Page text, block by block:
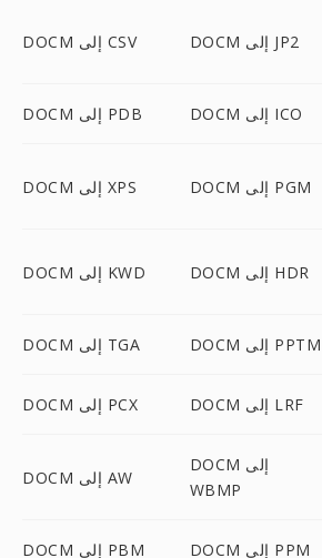
DOCM إلى CSV DOCM إلى JP2
DOCM إلى PDB DOCM إلى ICO
DOCM إلى XPS DOCM إلى PGM
DOCM إلى KWD DOCM إلى HDR
DOCM إلى TGA DOCM إلى PPTM
DOCM إلى PCX DOCM إلى LRF
DOCM إلى AW
DOCM إلى
WBMP
DOCM إلى PBM DOCM إلى PPM